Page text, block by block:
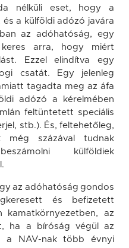
nélküli eset, hogy a
a külföldi adózó javára
az adóhatóság, egy
arra, hogy miért
Ezzel elindítva egy
csatát. Egy jelenleg
tagadta meg az áfa
adózó a kérelmében
feltüntetett speciális
stb.). És, feltehetőleg,
még százával tudnak
külföldiek
az adóhatóság gondos
és befizetett
kamatkörnyezetben, az
ha a bíróság végül az
a NAV-nak több évnyi